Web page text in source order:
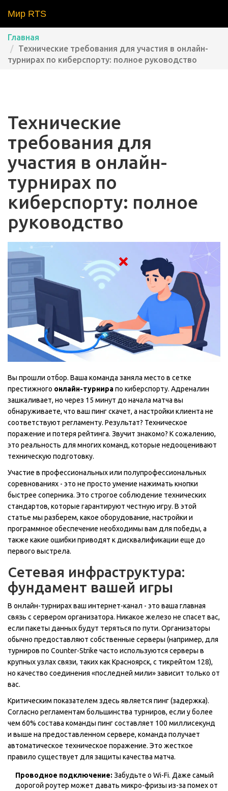
Мир RTS
Главная
Технические требования для участия в онлайн-
турнирах по киберспорту: полное руководство
Технические
требования для
участия в онлайн-
турнирах по
киберспорту: полное
руководство
Вы прошли отбор. Ваша команда заняла место в сетке
престижного онлайн-турнирапо киберспорту. Адреналин
зашкаливает, но через 15 минут до начала матча вы
обнаруживаете, что ваш пинг скачет, а настройки клиента не
соответствуют регламенту. Результат? Техническое
поражение и потеря рейтинга. Звучит знакомо? К сожалению,
это реальность для многих команд, которые недооценивают
техническую подготовку.
Участие в профессиональных или полупрофессиональных
соревнованиях - это не просто умение нажимать кнопки
быстрее соперника. Это строгое соблюдение технических
стандартов, которые гарантируют честную игру. В этой
статье мы разберем, какое оборудование, настройки и
программное обеспечение необходимы вам для победы, а
также какие ошибки приводят к дисквалификации еще до
первого выстрела.
Сетевая инфраструктура:
фундамент вашей игры
В онлайн-турнирахваш интернет-канал - это ваша главная
связь с сервером организатора. Никакое железо не спасет вас,
если пакеты данных будут теряться по пути. Организаторы
обычно предоставляют собственные серверы (например, для
турниров по Counter-Strike часто используются серверы в
крупных узлах связи, таких как Красноярск, с тикрейтом 128),
но качество соединения «последней мили» зависит только от
вас.
Критическим показателем здесь является пинг (задержка).
Согласно регламентам большинства турниров, если у более
чем 60% состава команды пинг составляет 100 миллисекунд
и выше на предоставленном сервере, команда получает
автоматическое техническое поражение. Это жесткое
правило существует для защиты качества матча.
Проводное подключение: Забудьте о Wi-Fi. Даже самый
дорогой роутер может давать микро-фризы из-за помех от